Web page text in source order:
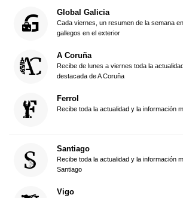
Global Galicia
Cada viernes, un resumen de la semana
gallegos en el exterior
A Coruña
Recibe de lunes a viernes toda la
destacada de A Coruña
Ferrol
Recibe toda la actualidad y la información
Santiago
Recibe toda la actualidad y la información
Santiago
Vigo